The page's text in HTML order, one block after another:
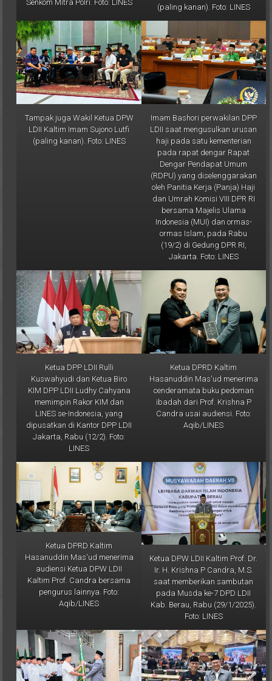
Tampak juga Wakil Ketua DPW
LDII Kaltim Imam Sujono Lutfi
(paling kanan). Foto: LINES
Imam Bashori perwakilan DPP
LDII saat mengusulkan urusan
haji pada satu kementerian
pada rapat dengar Rapat
Dengar Pendapat Umum
(RDPU) yang diselenggarakan
oleh Panitia Kerja (Panja) Haji
dan Umrah Komisi VIII DPR RI
bersama Majelis Ulama
Indonesia (MUI) dan ormas-
ormas Islam, pada Rabu
(19/2) di Gedung DPR RI,
Jakarta. Foto: LINES
Ketua DPP LDII Rulli
Kuswahyudi dan Ketua Biro
KIM DPP LDII Ludhy Cahyana
memimpin Rakor KIM dan
LINES se-Indonesia, yang
dipusatkan di Kantor DPP LDII
Jakarta, Rabu (12/2). Foto:
LINES
Ketua DPRD Kaltim
Hasanuddin Mas'ud menerima
cenderamata buku pedoman
ibadah dari Prof. Krishna P
Candra usai audiensi. Foto:
Aqib/LINES
Ketua DPRD Kaltim
Hasanuddin Mas'ud menerima
audiensi Ketua DPW LDII
Kaltim Prof. Candra bersama
pengurus lainnya. Foto:
Aqib/LINES
Ketua DPW LDII Kaltim Prof. Dr.
Ir. H. Krishna P Candra, M.S.
saat memberikan sambutan
pada Musda ke-7 DPD LDII
Kab. Berau, Rabu (29/1/2025).
Foto: LINES